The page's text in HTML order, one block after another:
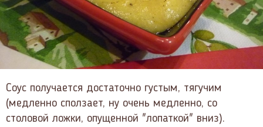
Соус получается достаточно густым, тягучим
(медленно сползает, ну очень медленно, со
столовой ложки, опущенной "лопаткой" вниз).